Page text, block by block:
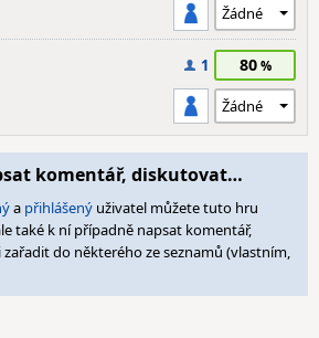
1 80
komentář, diskutovat…
a přihlášený uživatel můžete tuto hru
také k ní případně napsat komentář,
do některého ze seznamů (vlastním,